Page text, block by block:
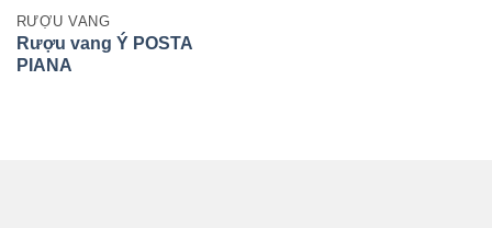
RƯỢU VANG
Rượu vang Ý POSTA
PIANA